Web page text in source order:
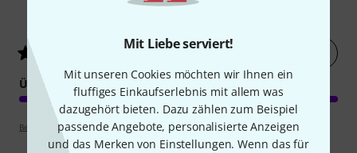
Mit Liebe serviert!
Mit unseren Cookies möchten wir Ihnen ein
fluffiges Einkaufserlebnis mit allem was
dazugehört bieten. Dazu zählen zum Beispiel
passende Angebote, personalisierte Anzeigen
und das Merken von Einstellungen. Wenn das für
Kundenbewertungen
5/ 5
ÜBERSICHTLICHKEIT
Bewertungsrichtlinien